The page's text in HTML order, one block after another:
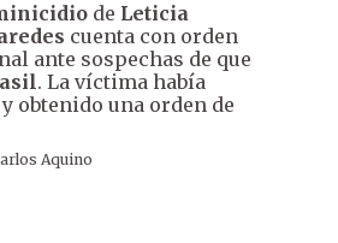
de Leticia
cuenta con orden
ante sospechas de que
. La víctima había
obtenido una orden de
Aquino